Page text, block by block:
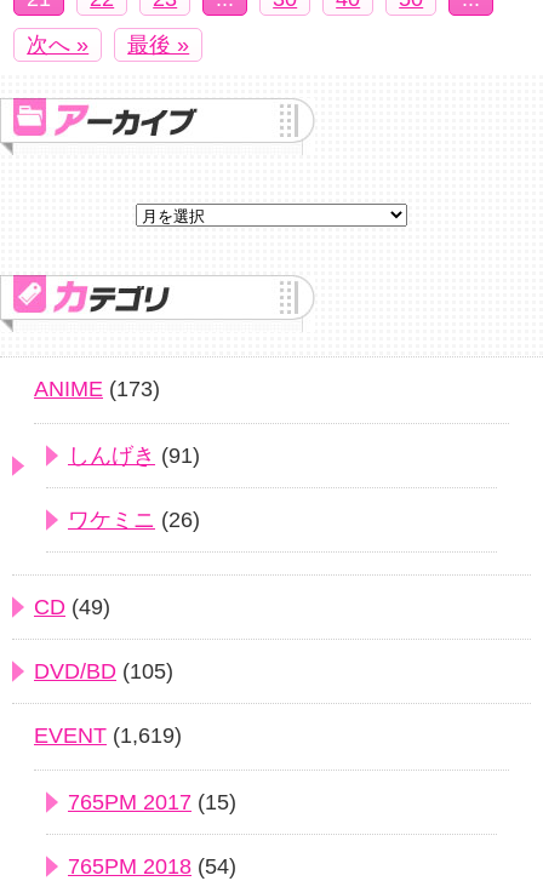
次へ »
最後 »
ANIME (173)
しんげき (91)
ワケミニ (26)
CD (49)
DVD/BD (105)
EVENT (1,619)
765PM 2017 (15)
765PM 2018 (54)